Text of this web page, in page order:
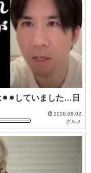
していました…日
2026.08.02
グルメ